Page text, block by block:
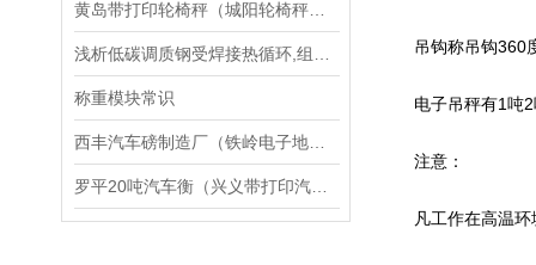
称重模块常识
吊钩称吊钩360
电子吊秤有1吨2
注意：
凡工作在高温环